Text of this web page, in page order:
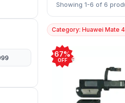
Showing 1-6 of 6
Category: Huawei Mate
67%
OFF